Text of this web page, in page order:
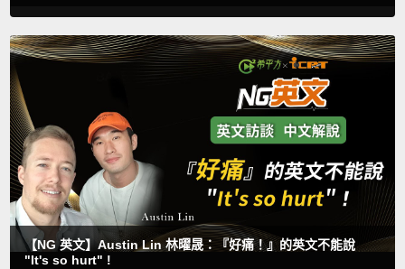
【NG 英文】Austin Lin 林曜晟：『好痛！』的英文不能說
"It's so hurt" !